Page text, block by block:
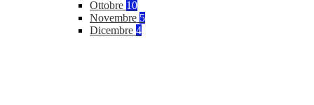
Ottobre 10
Novembre 5
Dicembre 4